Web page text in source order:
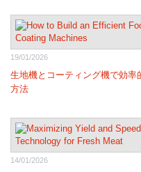
19/01/2026
生地機とコーティング機で効
方法
14/01/2026